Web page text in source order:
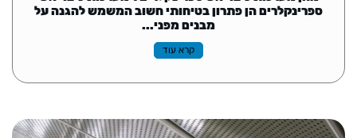
ספרינקלרים הן פתרון בטיחותי חשוב המשמש להגנה על
מבנים מפני...
קרא עוד